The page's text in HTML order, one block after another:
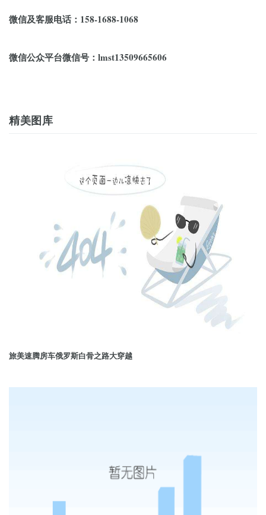
微信及客服电话：158-1688-1068
微信公众平台微信号：lmst13509665606
精美图库
旅美速腾房车俄罗斯白骨之路大穿越